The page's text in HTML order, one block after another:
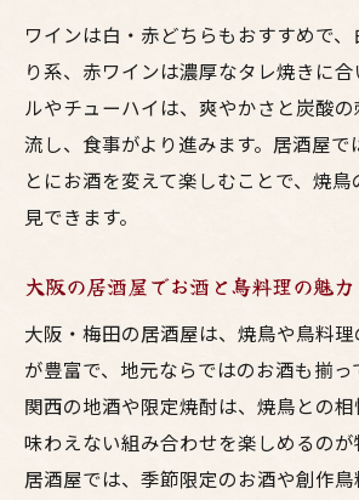
ワインは白・赤どちらもおすすめで
り系、赤ワインは濃厚なタレ焼きに
ルやチューハイは、爽やかさと炭酸
流し、食事がより進みます。居酒屋
とにお酒を変えて楽しむことで、焼
見できます。
大阪の居酒屋でお酒と鳥料理の魅
大阪・梅田の居酒屋は、焼鳥や鳥料
が豊富で、地元ならではのお酒も揃っ
関西の地酒や限定焼酎は、焼鳥との
味わえない組み合わせを楽しめるのが
居酒屋では、季節限定のお酒や創作